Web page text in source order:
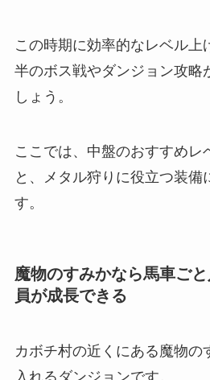
この時期に効率的なレベル上
半のボス戦やダンジョン攻略
しょう。
ここでは、中盤のおすすめレ
と、メタル狩りに役立つ装備
す。
魔物のすみかなら馬車ご
員が成長できる
カボチ村の近くにある魔物の